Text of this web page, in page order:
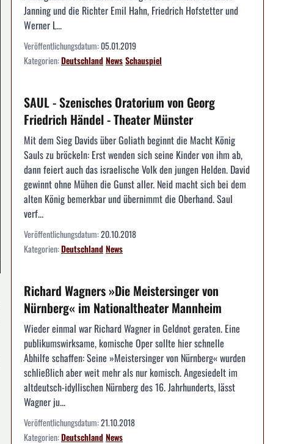
Janning und die Richter Emil Hahn, Friedrich Hofstetter und
Werner L...
Veröffentlichungsdatum:05.01.2019
Kategorien:DeutschlandNewsSchauspiel
SAUL - Szenisches Oratorium von Georg
Friedrich Händel - Theater Münster
Mit dem Sieg Davids über Goliath beginnt die Macht König
Sauls zu bröckeln: Erst wenden sich seine Kinder von ihm ab,
dann feiert auch das israelische Volk den jungen Helden. David
gewinnt ohne Mühen die Gunst aller. Neid macht sich bei dem
alten König bemerkbar und übernimmt die Oberhand. Saul
verf...
Veröffentlichungsdatum:20.10.2018
Kategorien:DeutschlandNews
Richard Wagners »Die Meistersinger von
Nürnberg« im Nationaltheater Mannheim
Wieder einmal war Richard Wagner in Geldnot geraten. Eine
publikumswirksame, komische Oper sollte hier schnelle
Abhilfe schaffen: Seine »Meistersinger von Nürnberg« wurden
schließlich aber weit mehr als nur komisch. Angesiedelt im
altdeutsch-idyllischen Nürnberg des 16. Jahrhunderts, lässt
Wagner ju...
Veröffentlichungsdatum:21.10.2018
Kategorien:DeutschlandNews